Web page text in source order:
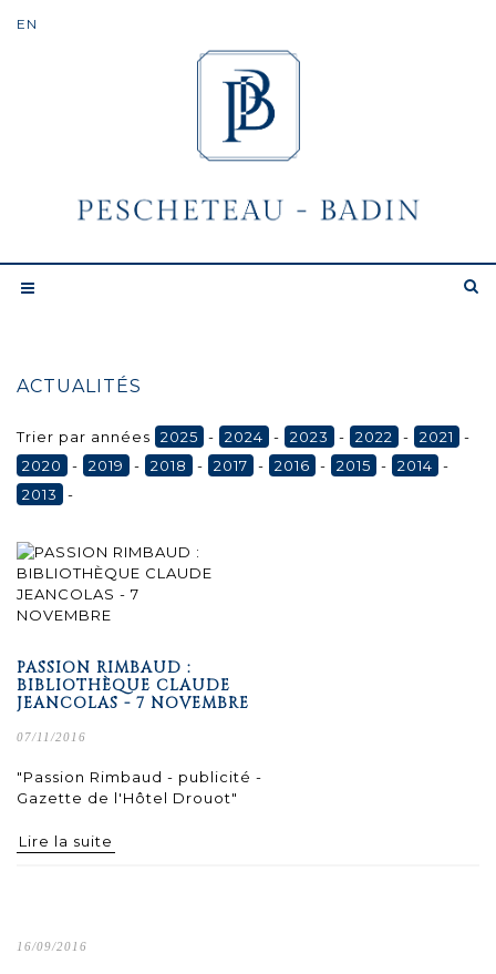
ACTUALITÉS
Trier par années 2025 - 2024 - 2023 - 2022 - 2021
-
2020
- 2019 - 2018 - 2017 - 2016 - 2015 - 2014
-
2013
-
PASSION RIMBAUD :
BIBLIOTHÈQUE CLAUDE
JEANCOLAS - 7 NOVEMBRE
07/11/2016
"Passion Rimbaud - publicité -
Gazette de l'Hôtel Drouot"
Lire la suite
16/09/2016